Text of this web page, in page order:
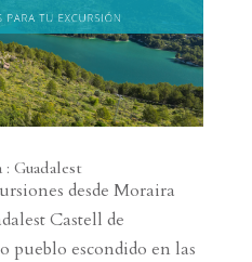
Guadalest
desde Moraira
Castell de
pueblo escondido en las